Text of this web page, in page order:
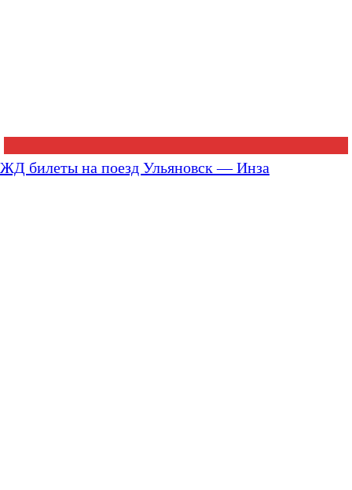
ЖД билеты на поезд Ульяновск — Инза